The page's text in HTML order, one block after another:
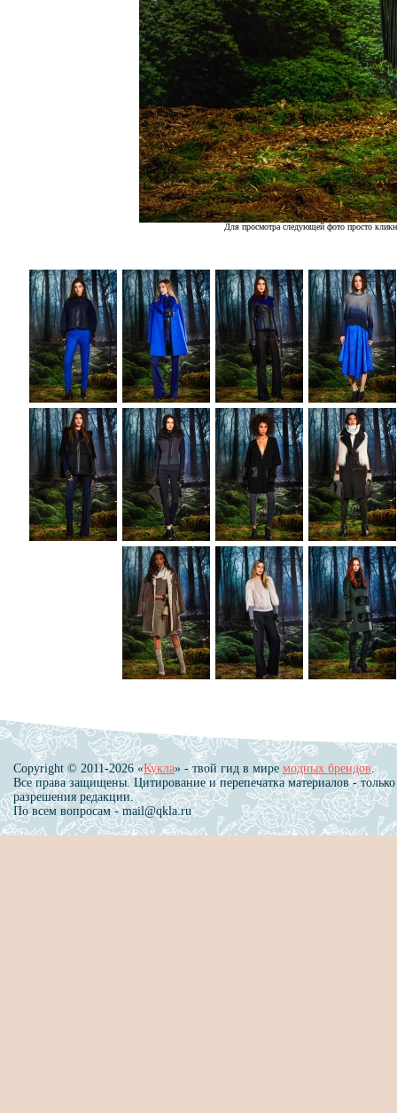
Для просмотра следующей фото просто
Copyright © 2011-2026 «Кукла» - твой гид в мире модных брендов.
Все права защищены. Цитирование и перепечатка материалов - только
разрешения редакции.
По всем вопросам - mail@qkla.ru